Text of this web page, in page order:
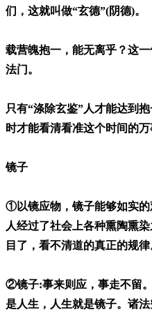
们，这就叫做“玄德”(阴德)。
载营魄抱一，能无离乎？这
法门。
只有“涤除玄鉴”人才能达到
时才能看清看准这个时间的万
镜子
①以镜应物，镜子能够如实
人经过了社会上各种熏陶熏
目了，看不清道的真正的规律
②镜子:事来则应，事走不留
是人生，人生就是镜子。诸